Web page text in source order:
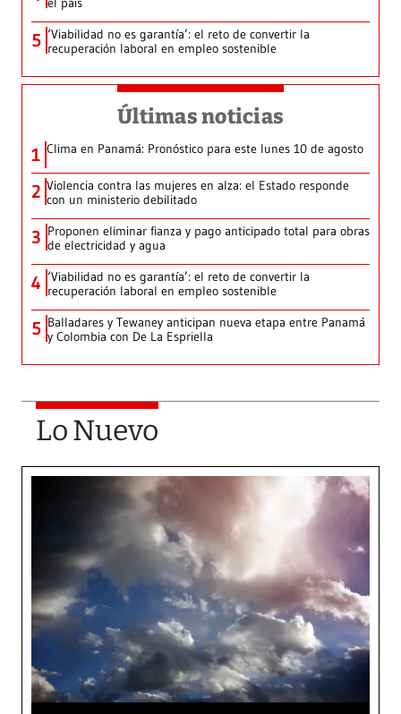
5 ‘Viabilidad no es garantía’: el reto de convertir la
recuperación laboral en empleo sostenible
Últimas noticias
1 Clima en Panamá: Pronóstico para este lunes 10 de agosto
2 Violencia contra las mujeres en alza: el Estado responde
con un ministerio debilitado
3 Proponen eliminar fianza y pago anticipado total para obras
de electricidad y agua
4 ‘Viabilidad no es garantía’: el reto de convertir la
recuperación laboral en empleo sostenible
5 Balladares y Tewaney anticipan nueva etapa entre Panamá
y Colombia con De La Espriella
Lo Nuevo